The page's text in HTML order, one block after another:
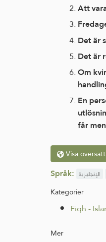
Att
Det är
Det är
Om
En
får
Visa
Språk: الإنجليزية
Kategorier
Fiqh -
Mer